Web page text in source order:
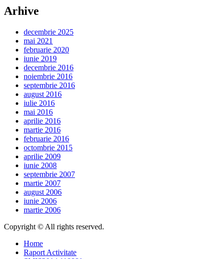
Arhive
decembrie 2025
mai 2021
februarie 2020
iunie 2019
decembrie 2016
noiembrie 2016
septembrie 2016
august 2016
iulie 2016
mai 2016
aprilie 2016
martie 2016
februarie 2016
octombrie 2015
aprilie 2009
iunie 2008
septembrie 2007
martie 2007
august 2006
iunie 2006
martie 2006
Copyright © All rights reserved.
Home
Raport Activitate